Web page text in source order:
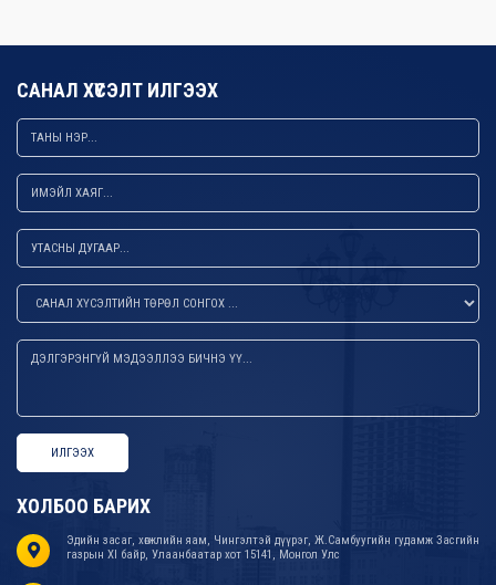
САНАЛ ХҮСЭЛТ ИЛГЭЭХ
ИЛГЭЭХ
ХОЛБОО БАРИХ
Эдийн засаг, хөгжлийн яам, Чингэлтэй дүүрэг, Ж.Самбуугийн гудамж Засгийн
газрын XI байр, Улаанбаатар хот 15141, Монгол Улс